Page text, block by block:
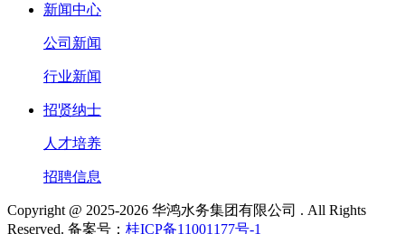
新闻中心
公司新闻
行业新闻
招贤纳士
人才培养
招聘信息
Copyright @ 2025-2026 华鸿水务集团有限公司 . All Rights
Reserved. 备案号： 桂ICP备11001177号-1